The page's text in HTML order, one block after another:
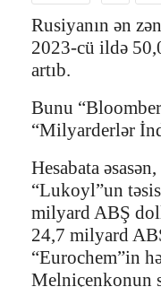
Rusiyanın ən
2023-cü ildə
artıb.
Bunu
“Milyarderlər
Hesabata
“Lukoyl”un
milyard ABŞ
24,7 milyard
“Eurochem”in
Melniçenkonun